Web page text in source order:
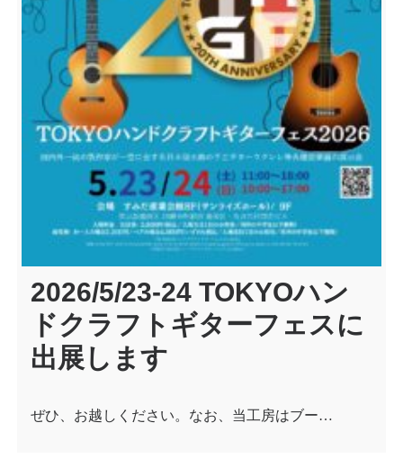
2026/5/23-24 TOKYOハン
ドクラフトギターフェスに
出展します
ぜひ、お越しください。なお、当工房はブー…